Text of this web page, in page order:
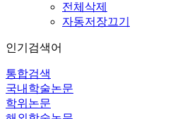
전체삭제
자동저장끄기
인기검색어
통합검색
국내학술논문
학위논문